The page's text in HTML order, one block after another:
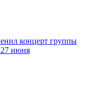
концерт группы
27 июня